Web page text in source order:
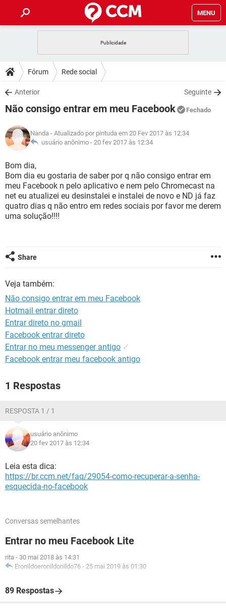
MENU
CELULAR
OUTLOOK
INSTAGRAM GMAIL
GUIA DE COMPRAS
DICAS
JOGOS
INSTAGRAM GMAIL
GUIA DE COMPRAS
DOWNLOADS
JOGOS WHATSAPP
CELULAR
OUTLOOK EXCEL
INSTAGRAM
GUIA DE COMPRAS
JOGOS WHATSAPP
CELULAR
OUTLOOK
INSTAGRAM GMAIL
GUIA DE COMPRAS
GLOSSÁRIO
JOGOS
CELULAR FACEBOOK
OUTLOOK EXCEL
INSTAGRAM
Fórum Rede social
Anterior Seguinte
Não consigo entrar em meu Facebook Fechado
Nanda - Atualizado por pintuda em 20 Fev 2017 às 12:34
usuário anônimo - 20 fev 2017 às 12:34
Bom dia,
Bom dia eu gostaria de saber por q não consigo entrar em
meu Facebook n pelo aplicativo e nem pelo Chromecast na
net eu atualizei eu desinstalei e instalei de novo e ND já faz
quatro dias q não entro em redes sociais por favor me derem
uma solução!!!!
Share
Veja também:
Não consigo entrar em meu Facebook
Hotmail entrar direto
Entrar direto no gmail
Facebook entrar direto
Entrar no meu messenger antigo ✓
Facebook entrar meu facebook antigo
1 Respostas
RESPOSTA 1 / 1
usuário anônimo
20 fev 2017 às 12:34
Leia esta dica:
https://br.ccm.net/faq/29054-como-recuperar-a-senha-
esquecida-no-facebook
Conversas semelhantes
Entrar no meu Facebook Lite
rita - 30 mai 2018 às 14:31
Eronildoeronildonildo76 - 25 mai 2019 às 01:30
89 Respostas